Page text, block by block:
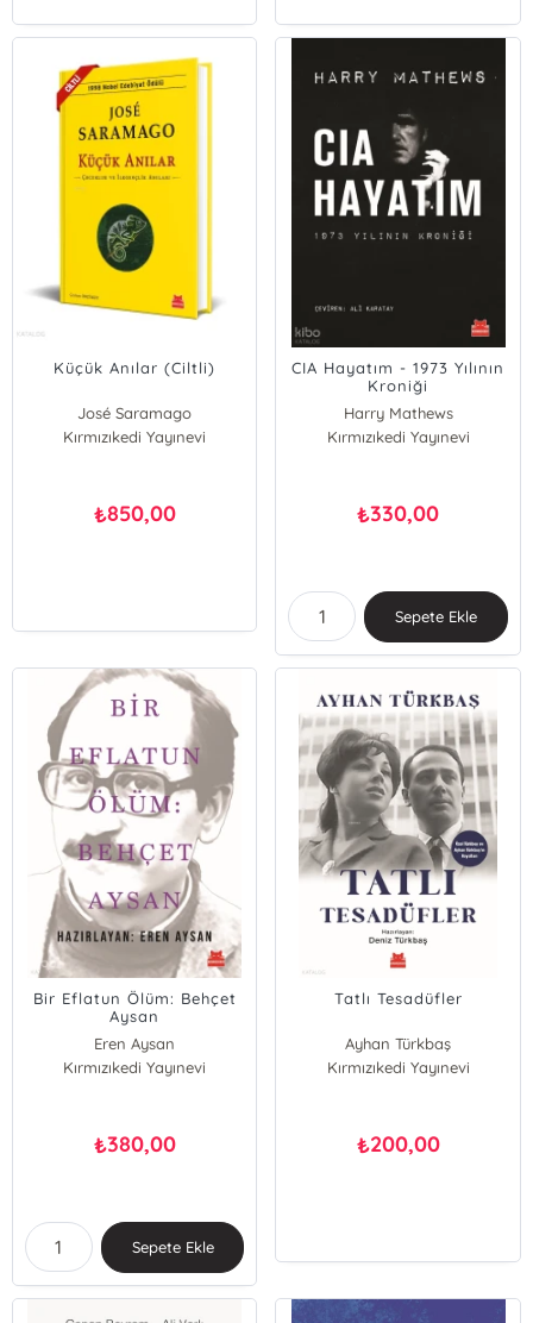
Küçük Anılar (Ciltli)
José Saramago
Kırmızıkedi Yayınevi
₺850,00
CIA Hayatım - 1973 Yılının
Kroniği
Harry Mathews
Kırmızıkedi Yayınevi
₺330,00
Sepete Ekle
Bir Eflatun Ölüm: Behçet
Aysan
Eren Aysan
Kırmızıkedi Yayınevi
₺380,00
Sepete Ekle
Tatlı Tesadüfler
Ayhan Türkbaş
Kırmızıkedi Yayınevi
₺200,00